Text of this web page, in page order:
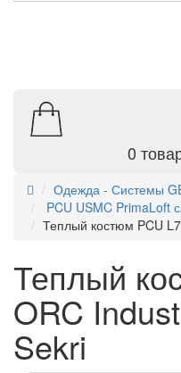
0
Одежда - Системы
PCU USMC PrimaLoft
Теплый костюм PCU
Теплый
ORC
Sekri